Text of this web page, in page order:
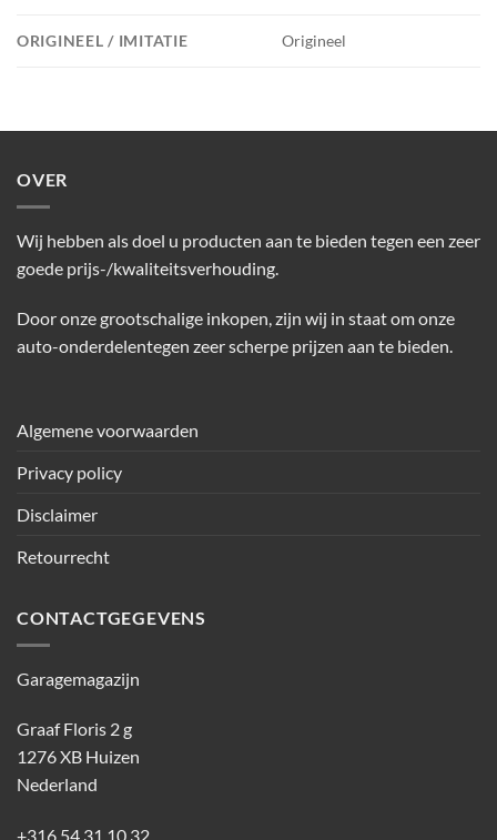
ORIGINEEL / IMITATIE Origineel
OVER
Wij hebben als doel u producten aan te bieden tegen een zeer
goede prijs-/kwaliteitsverhouding.
Door onze grootschalige inkopen, zijn wij in staat om onze
auto-onderdelentegen zeer scherpe prijzen aan te bieden.
Algemene voorwaarden
Privacy policy
Disclaimer
Retourrecht
CONTACTGEGEVENS
Garagemagazijn
Graaf Floris 2 g
1276 XB Huizen
Nederland
+316 54 31 10 32